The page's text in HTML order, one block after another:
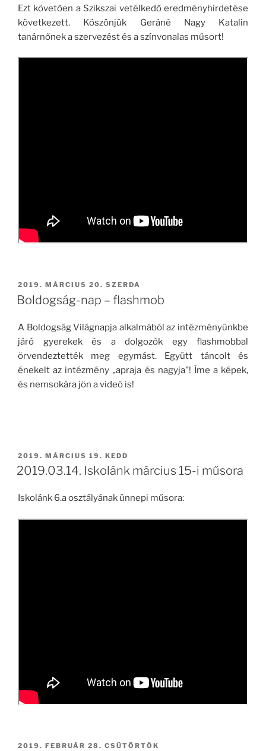
Ezt követően a Szikszai vetélkedő eredményhirdetése
következett. Köszönjük Geráné Nagy Katalin
tanárnőnek a szervezést és a színvonalas műsort!
BEKÜLDVE:
2019. MÁRCIUS 20. SZERDA
Boldogság-nap – flashmob
A Boldogság Világnapja alkalmából az intézményünkbe
járó gyerekek és a dolgozók egy flashmobbal
örvendeztették meg egymást. Együtt táncolt és
énekelt az intézmény „apraja és nagyja”! Íme a képek,
és nemsokára jön a videó is!
BEKÜLDVE:
2019. MÁRCIUS 19. KEDD
2019.03.14. Iskolánk március 15-i műsora
Iskolánk 6.a osztályának ünnepi műsora:
BEKÜLDVE:
2019. FEBRUÁR 28. CSÜTÖRTÖK